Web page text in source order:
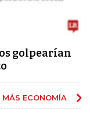
golpearían
MÁS ECONOMÍA